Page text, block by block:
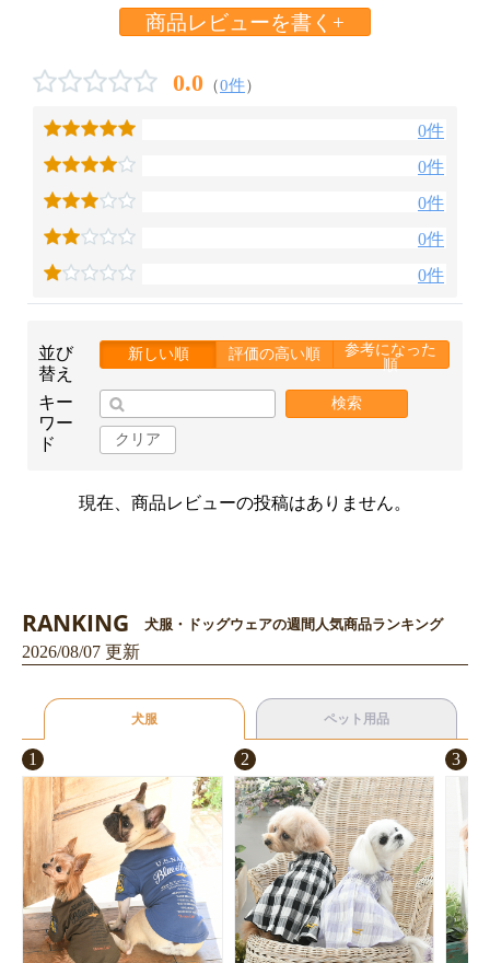
お買い物を続ける カートへ進む
商品レビューを書く+
0.0 （0件）
0件
0件
0件
0件
0件
並び
替え
新しい順 評価の高い順
参考になった
順
キー
ワー
ド
検索
クリア
現在、商品レビューの投稿はありません。
RANKING 犬服・ドッグウェアの週間人気商品ランキング
2026/08/07 更新
犬服 ペット用品
1 2 3